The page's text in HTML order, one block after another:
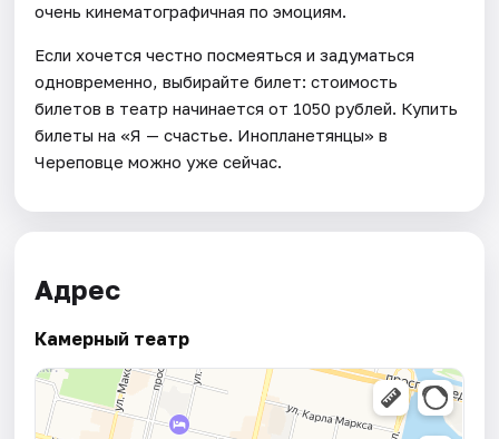
очень кинематографичная по эмоциям.
Если хочется честно посмеяться и задуматься
одновременно, выбирайте билет: стоимость
билетов в театр начинается от 1050 рублей. Купить
билеты на «Я — счастье. Инопланетянцы» в
Череповце можно уже сейчас.
Адрес
Камерный театр